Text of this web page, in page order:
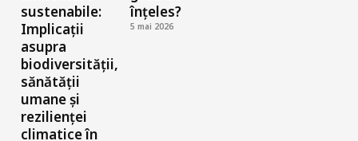
sustenabile:
Implicații
asupra
biodiversității,
sănătății
umane și
rezilienței
climatice în
înțeles?
5 mai 2026